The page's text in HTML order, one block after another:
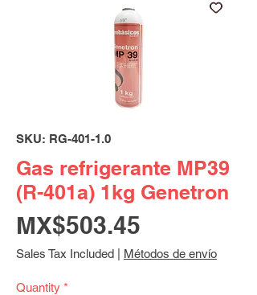
SKU: RG-401-1.0
Gas refrigerante MP39
(R-401a) 1kg Genetron
MX$503.45
Sales Tax Included Métodos de envío
Quantity *